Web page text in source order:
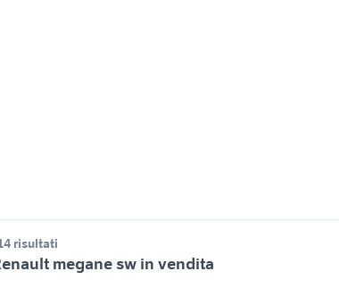
risultati
megane sw in vendita